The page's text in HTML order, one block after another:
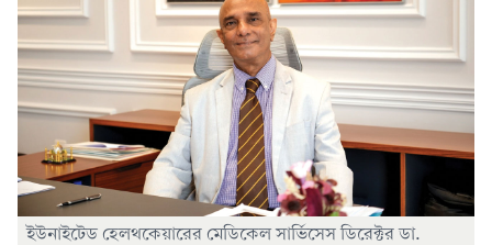
ইউনাইটেড হেলথকেয়ারের মেডিকেল সার্ভিসেস ডিরেক্টর ডা.